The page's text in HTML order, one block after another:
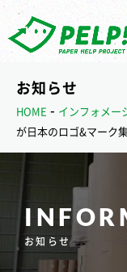
お知らせ
HOME - インフォメー
が日本のロゴ&マーク
お知らせ